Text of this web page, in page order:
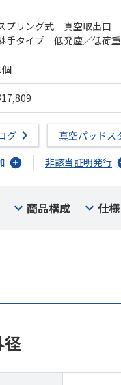
プリング式 真空取出
手タイプ 低発塵／低荷
個
グ 真空パッドス
非該当証明発行
商品構成 仕様